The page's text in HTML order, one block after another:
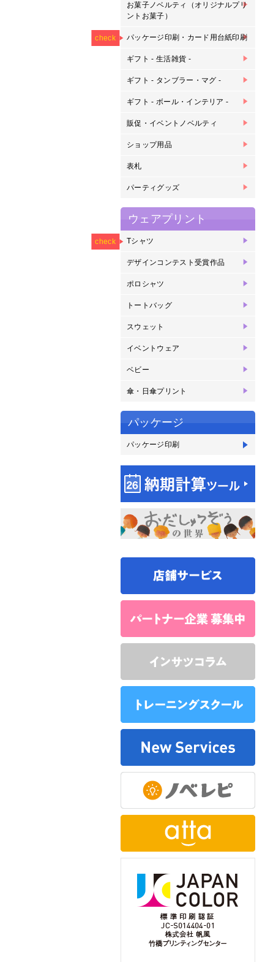
お菓子ノベルティ（オリジナルプリ
ントお菓子）
check パッケージ印刷・カード用台紙印刷
ギフト - 生活雑貨 -
ギフト - タンブラー・マグ -
ギフト - ボール・インテリア -
販促・イベントノベルティ
ショップ用品
表札
パーティグッズ
ウェアプリント
check Tシャツ
NEW
デザインコンテスト受賞作品
ポロシャツ
トートバッグ
スウェット
イベントウェア
ベビー
傘・日傘プリント
パッケージ
パッケージ印刷